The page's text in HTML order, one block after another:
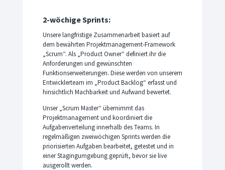
2-wöchige Sprints:
Unsere langfristige Zusammenarbeit basiert auf
dem bewährten Projektmanagement-Framework
„Scrum“. Als „Product Owner“ definiert ihr die
Anforderungen und gewünschten
Funktionserweiterungen. Diese werden von unserem
Entwicklerteam im „Product Backlog“ erfasst und
hinsichtlich Machbarkeit und Aufwand bewertet.
Unser „Scrum Master“ übernimmt das
Projektmanagement und koordiniert die
Aufgabenverteilung innerhalb des Teams. In
regelmäßigen zweiwöchigen Sprints werden die
priorisierten Aufgaben bearbeitet, getestet und in
einer Stagingumgebung geprüft, bevor sie live
ausgerollt werden.